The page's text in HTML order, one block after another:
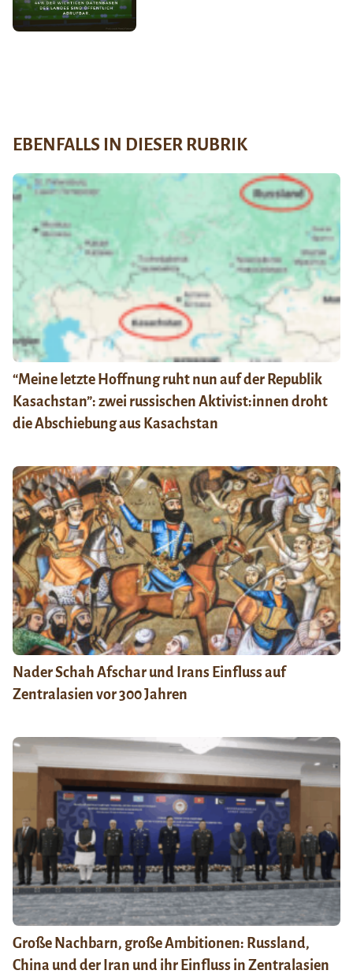
EBENFALLS IN DIESER RUBRIK
“Meine letzte Hoffnung ruht nun auf der Republik
Kasachstan”: zwei russischen Aktivist:innen droht
die Abschiebung aus Kasachstan
Nader Schah Afschar und Irans Einfluss auf
Zentralasien vor 300 Jahren
Große Nachbarn, große Ambitionen: Russland,
China und der Iran und ihr Einfluss in Zentralasien